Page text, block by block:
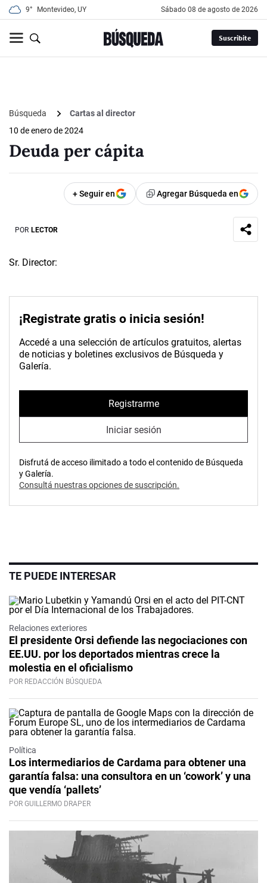
9° Montevideo, UY sábado 08 de agosto de 2026
Suscribite
Búsqueda
Cartas al director
10 de enero de 2024
Deuda per cápita
+ Seguir en Agregar Búsqueda en
POR LECTOR
Sr. Director:
¡Registrate gratis o inicia sesión!
Accedé a una selección de artículos gratuitos, alertas
de noticias y boletines exclusivos de Búsqueda y
Galería.
Registrarme
Iniciar sesión
Disfrutá de acceso ilimitado a todo el contenido de Búsqueda
y Galería.
Consultá nuestras opciones de suscripción.
TE PUEDE INTERESAR
Relaciones exteriores
El presidente Orsi defiende las negociaciones con
EE.UU. por los deportados mientras crece la
molestia en el oficialismo
POR REDACCIÓN BÚSQUEDA
Política
Los intermediarios de Cardama para obtener una
garantía falsa: una consultora en un ‘cowork’ y una
que vendía ‘pallets’
POR GUILLERMO DRAPER